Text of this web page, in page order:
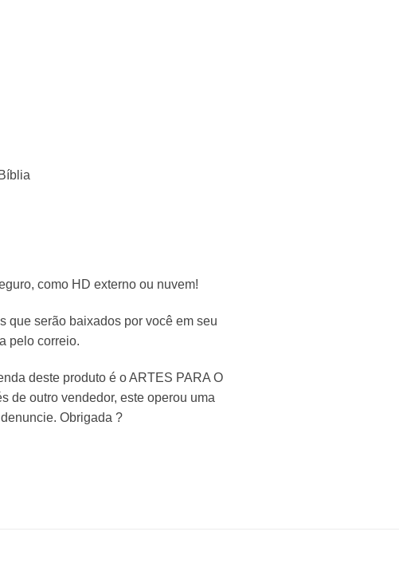
como HD externo ou nuvem!
serão baixados por você em seu
pelo correio.
deste produto é o ARTES PARA O
de outro vendedor, este operou uma
Obrigada ?